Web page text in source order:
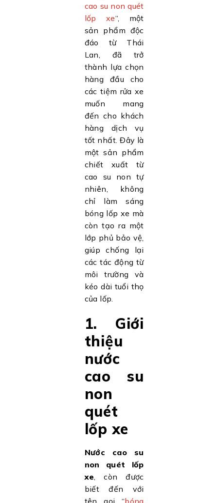
cao su non quét
lốp xe“, một
sản phẩm độc
đáo từ Thái
Lan, đã trở
thành lựa chọn
hàng đầu cho
các tiệm rửa xe
muốn mang
đến cho khách
hàng dịch vụ
tốt nhất. Đây là
một sản phẩm
chiết xuất từ
cao su non tự
nhiên, không
chỉ làm sáng
bóng lốp xe mà
còn tạo ra một
lớp phủ bảo vệ,
giúp chống lại
các tác động từ
môi trường và
kéo dài tuổi thọ
của lốp.
1. Giới
thiệu
nước
cao su
non
quét
lốp xe
Nước cao su
non quét lốp
xe , còn được
biết đến với
tên gọi “bóng